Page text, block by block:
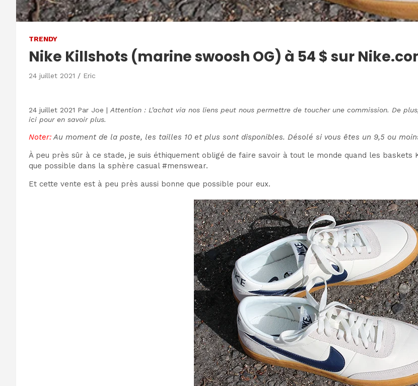
TRENDY
Nike Killshots (marine swoosh OG) à 54 $ sur
24 juillet 2021 Eric
24 juillet 2021 Par Joe | Attention : L’achat via nos liens peut nous permettre de toucher une commission. De
ici pour en savoir plus.
Noter:Au moment de la poste, les tailles 10 et plus sont disponibles. Désolé si vous êtes un 9,5 ou
À peu près sûr à ce stade, je suis éthiquement obligé de faire savoir à tout le monde quand les
que possible dans la sphère casual #menswear.
Et cette vente est à peu près aussi bonne que possible pour eux.